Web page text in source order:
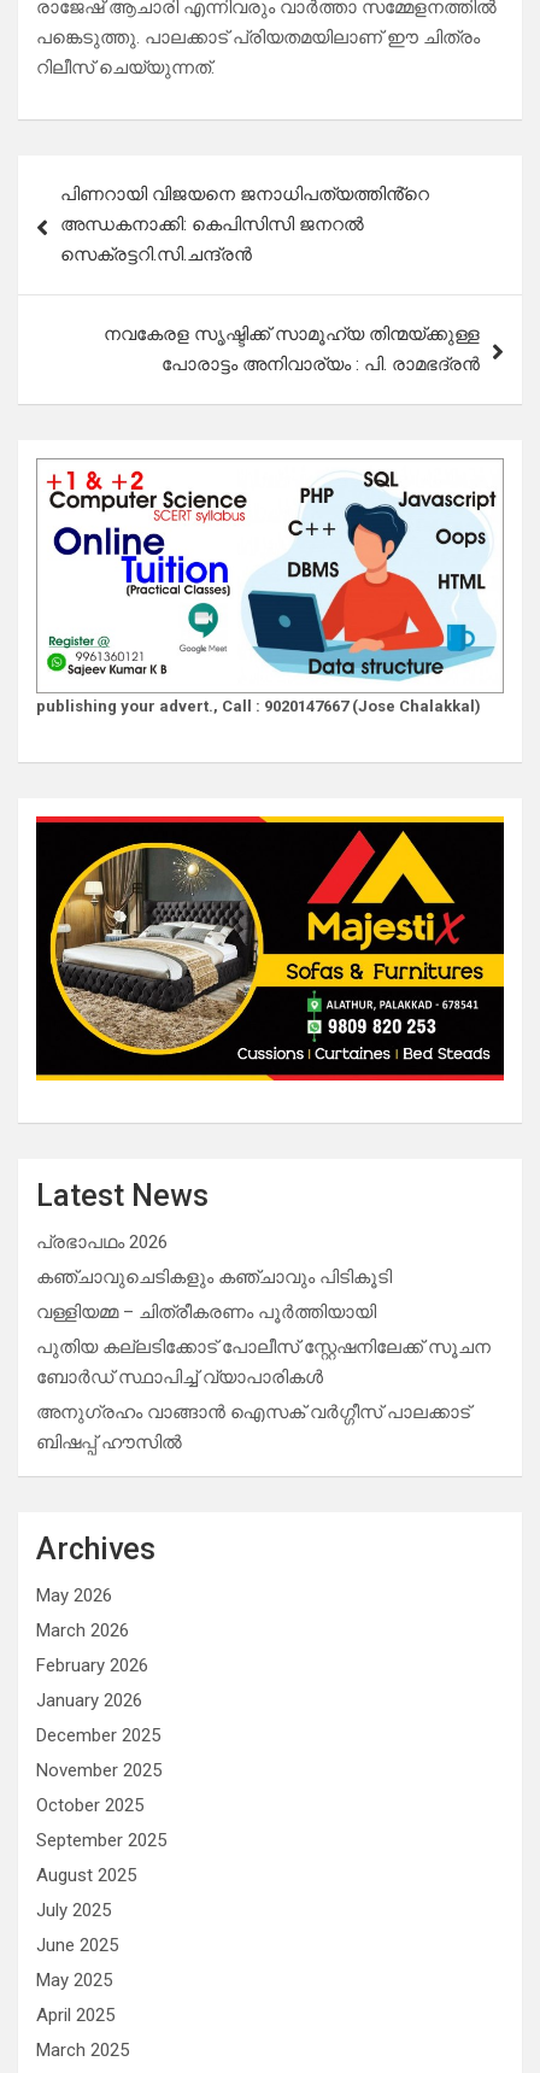
രാജേഷ് ആചാരി എന്നിവരും വാർത്താ സമ്മേളനത്തിൽ
പങ്കെടുത്തു. പാലക്കാട് പ്രിയതമയിലാണ് ഈ ചിത്രം
റിലീസ് ചെയ്യുന്നത്.
navigation
പിണറായി വിജയനെ ജനാധിപത്യത്തിൻ്റെ
അന്ധകനാക്കി: കെപിസിസി ജനറൽ
സെക്രട്ടറി.സി.ചന്ദ്രൻ
നവകേരള സൃഷ്ടിക്ക് സാമൂഹ്യ തിന്മയ്ക്കുള്ള
പോരാട്ടം അനിവാര്യം : പി. രാമഭദ്രൻ
publishing your advert., Call : 9020147667 (Jose Chalakkal)
Latest News
പ്രഭാപഥം 2026
കഞ്ചാവുചെടികളും കഞ്ചാവും പിടികൂടി
വള്ളിയമ്മ – ചിത്രീകരണം പൂർത്തിയായി
പുതിയ കല്ലടിക്കോട് പോലീസ് സ്റ്റേഷനിലേക്ക് സൂചന
ബോർഡ് സ്ഥാപിച്ച് വ്യാപാരികൾ
അനുഗ്രഹം വാങ്ങാൻ ഐസക് വര്‍ഗ്ഗീസ് പാലക്കാട്
ബിഷപ്പ് ഹൗസില്‍
Archives
May 2026
March 2026
February 2026
January 2026
December 2025
November 2025
October 2025
September 2025
August 2025
July 2025
June 2025
May 2025
April 2025
March 2025